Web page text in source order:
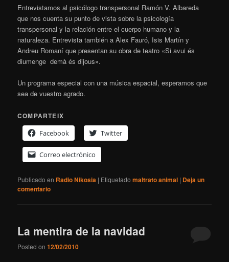
Entrevistamos al psicólogo transpersonal Ramón V. Albareda
que nos cuenta su punto de vista sobre la psicología
transpersonal y la relación entre el cuerpo humano y la
naturaleza. Entrevista también a Alex Fauró, Isis Martín y
Andreu Romaní que presentan su obra de teatro «Si avui és
diumenge demà és dijous».
Un programa especial con una música espacial, esperamos que
sea de vuestro agrado.
COMPARTEIX
Facebook
Twitter
Correo electrónico
Publicado en Radio Nikosia | Etiquetado maltrato animal | Deja un
comentario
La mentira de la navidad
Posted on12/02/2010